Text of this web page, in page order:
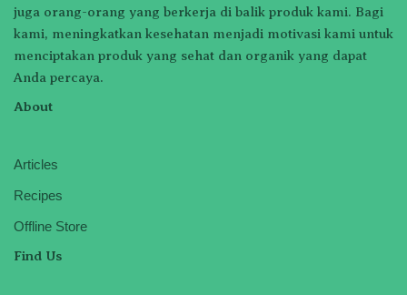
juga orang-orang yang berkerja di balik produk kami. Bagi
kami, meningkatkan kesehatan menjadi motivasi kami untuk
menciptakan produk yang sehat dan organik yang dapat
Anda percaya.
About
Articles
Recipes
Offline Store
Find Us